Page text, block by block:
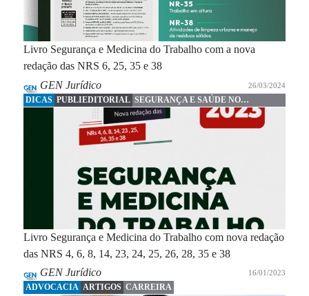
Livro Segurança e Medicina do Trabalho com a nova
redação das NRS 6, 25, 35 e 38
GEN Jurídico
26/03/2024
DICAS PUBLIEDITORIAL SEGURANÇA E SAÚDE NO
TRABALHO
Livro Segurança e Medicina do Trabalho com nova redação
das NRS 4, 6, 8, 14, 23, 24, 25, 26, 28, 35 e 38
GEN Jurídico
16/01/2023
ADVOCACIA ARTIGOS CARREIRA